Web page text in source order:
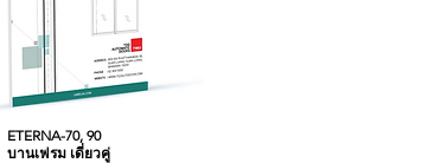
ETERNA-70, 90
บานเฟรม เดี่ยวคู่